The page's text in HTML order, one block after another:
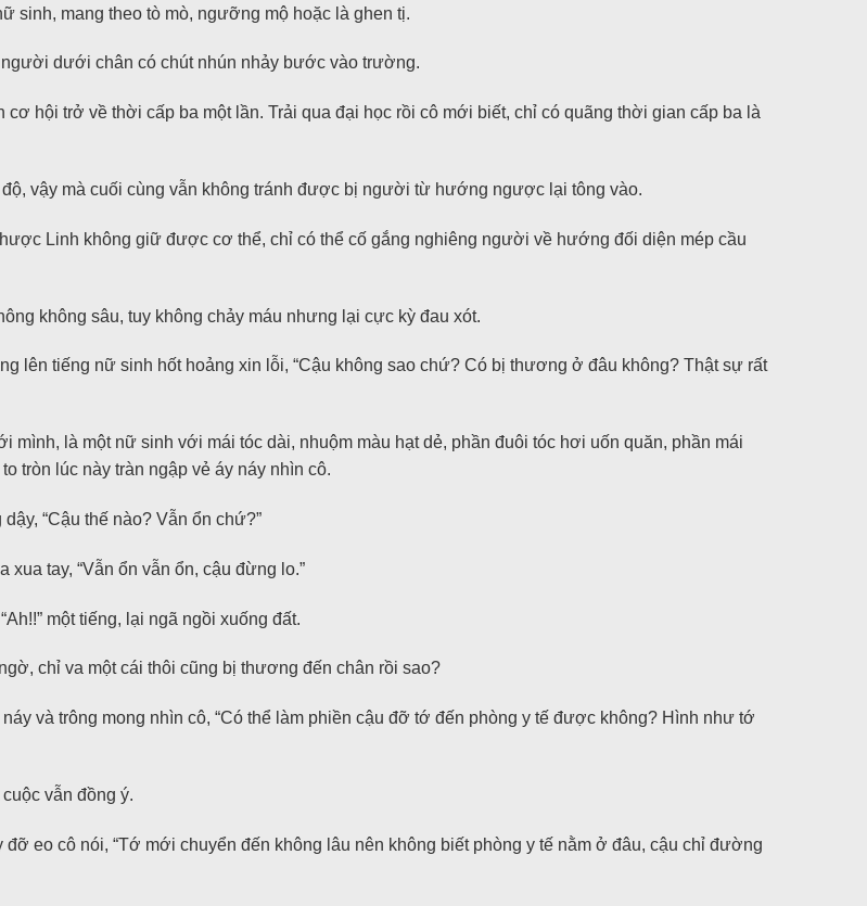
sinh, mang theo tò mò, ngưỡng mộ hoặc là ghen tị.
dưới chân có chút nhún nhảy bước vào trường.
hội trở về thời cấp ba một lần. Trải qua đại học rồi cô mới biết, chỉ có quãng thời gian cấp ba là
vậy mà cuối cùng vẫn không tránh được bị người từ hướng ngược lại tông vào.
Linh không giữ được cơ thể, chỉ có thể cố gắng nghiêng người về hướng đối diện mép cầu
không sâu, tuy không chảy máu nhưng lại cực kỳ đau xót.
lên tiếng nữ sinh hốt hoảng xin lỗi, “Cậu không sao chứ? Có bị thương ở đâu không? Thật sự rất
là một nữ sinh với mái tóc dài, nhuộm màu hạt dẻ, phần đuôi tóc hơi uốn quăn, phần mái
tròn lúc này tràn ngập vẻ áy náy nhìn cô.
“Cậu thế nào? Vẫn ổn chứ?”
tay, “Vẫn ổn vẫn ổn, cậu đừng lo.”
một tiếng, lại ngã ngồi xuống đất.
chỉ va một cái thôi cũng bị thương đến chân rồi sao?
và trông mong nhìn cô, “Có thể làm phiền cậu đỡ tớ đến phòng y tế được không? Hình như tớ
vẫn đồng ý.
eo cô nói, “Tớ mới chuyển đến không lâu nên không biết phòng y tế nằm ở đâu, cậu chỉ đường